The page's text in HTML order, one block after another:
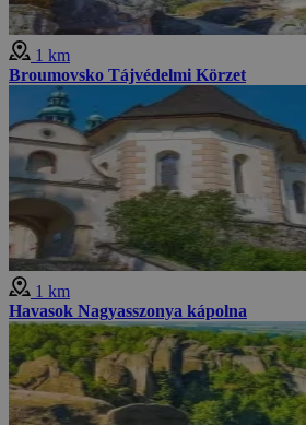
1 km
Broumovsko Tájvédelmi Körzet
1 km
Havasok Nagyasszonya kápolna